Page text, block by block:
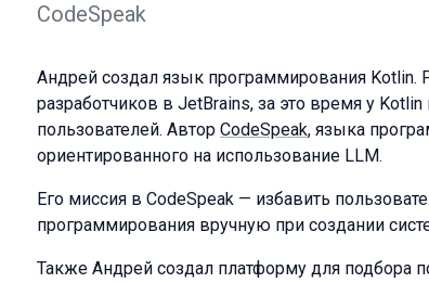
CodeSpeak
Андрей создал язык программирования Kotlin.
разработчиков в JetBrains, за это время у
пользователей. Автор CodeSpeak, языка
ориентированного на использование LLM.
Его миссия в CodeSpeak — избавить
программирования вручную при создании
Также Андрей создал платформу для подбора